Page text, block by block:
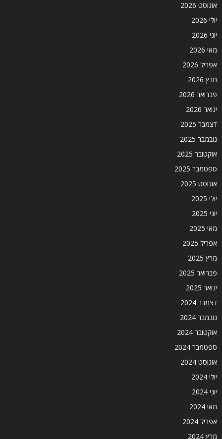
אוגוסט 2026
יולי 2026
יוני 2026
מאי 2026
אפריל 2026
מרץ 2026
פברואר 2026
ינואר 2026
דצמבר 2025
נובמבר 2025
אוקטובר 2025
ספטמבר 2025
אוגוסט 2025
יולי 2025
יוני 2025
מאי 2025
אפריל 2025
מרץ 2025
פברואר 2025
ינואר 2025
דצמבר 2024
נובמבר 2024
אוקטובר 2024
ספטמבר 2024
אוגוסט 2024
יולי 2024
יוני 2024
מאי 2024
אפריל 2024
מרץ 2024